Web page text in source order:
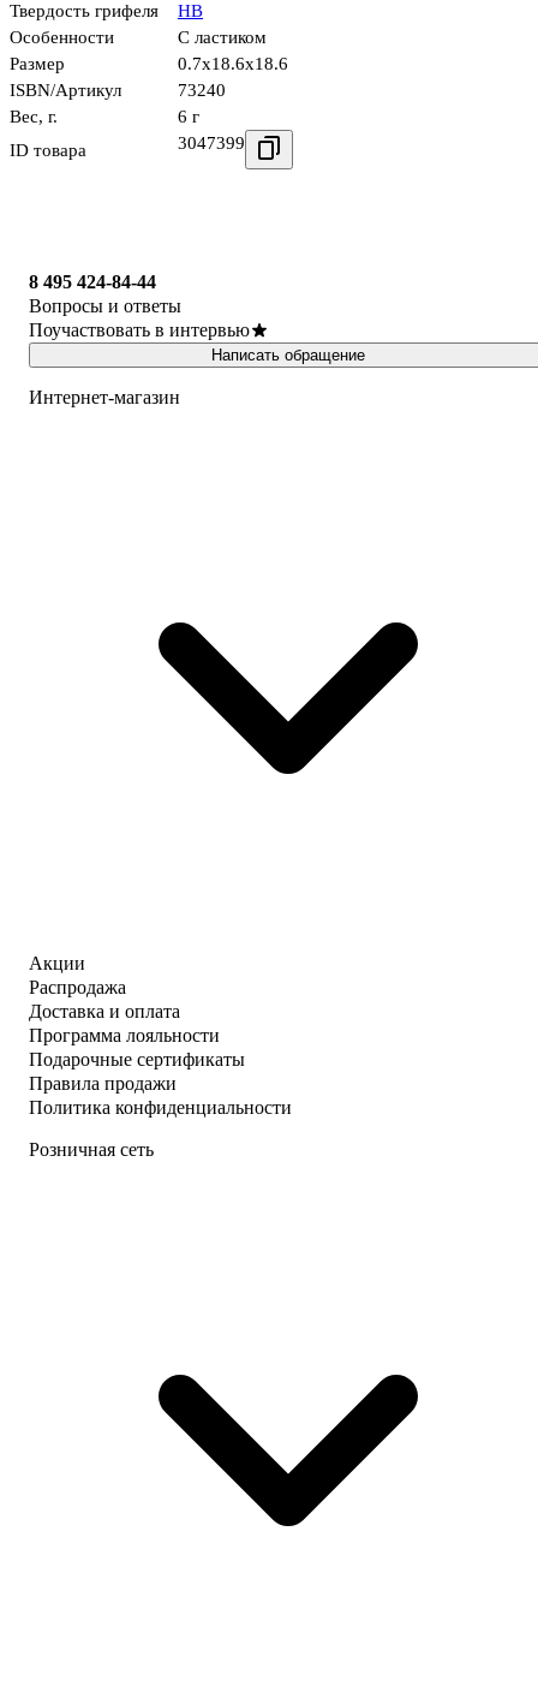
Твердость грифеля
HB
Особенности
С ластиком
Размер
0.7x18.6x18.6
ISBN/Артикул
73240
Вес, г.
6 г
ID товара
3047399
8 495 424-84-44
Вопросы и ответы
Поучаствовать в интервью
Написать обращение
Интернет-магазин
Акции
Распродажа
Доставка и оплата
Программа лояльности
Подарочные сертификаты
Правила продажи
Политика конфиденциальности
Розничная сеть